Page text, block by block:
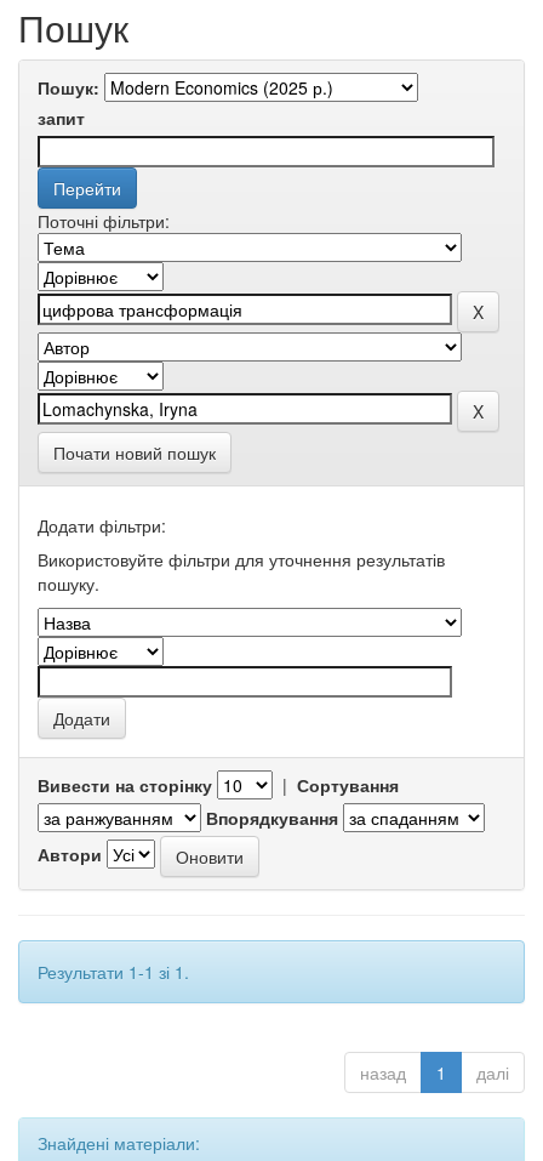
Пошук
Пошук:
запит
Поточні фільтри:
Почати новий пошук
Додати фільтри:
Використовуйте фільтри для уточнення результатів
пошуку.
Вивести на сторінку | Сортування
Впорядкування
Автори
Результати 1-1 зі 1.
назад 1 далі
Знайдені матеріали: